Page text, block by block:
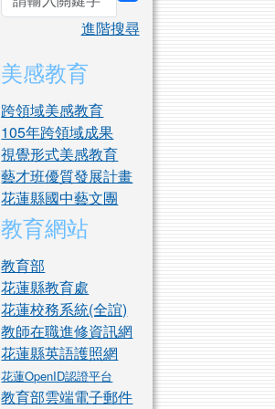
search
進階搜尋
美感教育
跨領域美感教育
105年跨領域成果
視覺形式美感教育
藝才班優質發展計畫
花蓮縣國中藝文團
教育網站
教育部
花蓮縣教育處
花蓮校務系統(全誼)
教師在職進修資訊網
花蓮縣英語護照網
花蓮OpenID認證平台
教育部雲端電子郵件